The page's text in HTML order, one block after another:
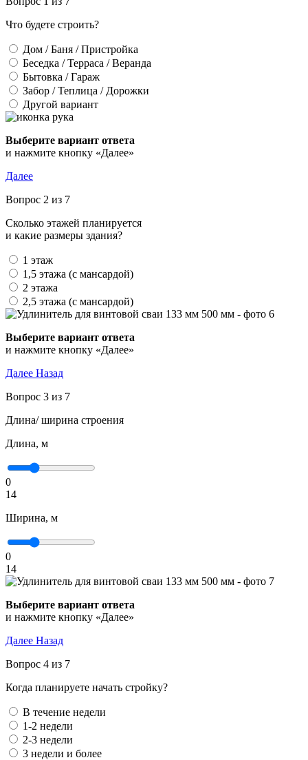
Что будете строить?
Дом / Баня / Пристройка
Беседка / Терраса / Веранда
Бытовка / Гараж
Забор / Теплица / Дорожки
Другой вариант
Выберите вариант ответа
и нажмите кнопку «Далее»
Далее
Вопрос 2 из 7
Сколько этажей планируется
и какие размеры здания?
1 этаж
1,5 этажа (с мансардой)
2 этажа
2,5 этажа (с мансардой)
Выберите вариант ответа
и нажмите кнопку «Далее»
Далее Назад
Вопрос 3 из 7
Длина/ ширина строения
Длина, м
0
14
Ширина, м
0
14
Выберите вариант ответа
и нажмите кнопку «Далее»
Далее Назад
Вопрос 4 из 7
Когда планируете начать стройку?
В течение недели
1-2 недели
2-3 недели
3 недели и более